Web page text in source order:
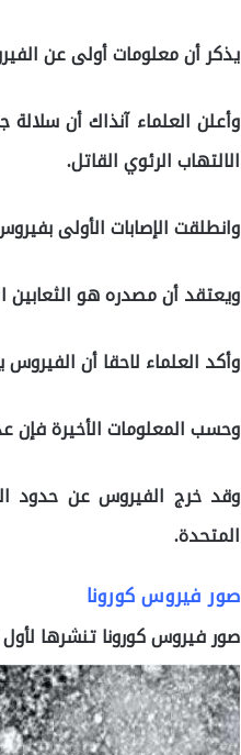
يذكر أن معلومات أولى عن
الالتهاب الرئوي القاتل.
وانطلقت الإصابات الأولى
ويعتقد أن مصدره هو الثعابين
وأكد العلماء لاحقا أن
وحسب المعلومات الأخيرة فإن عدد المصابين
وقد خرج الفيروس عن حدود
المتحدة.
صور فيروس كورونا
صور فيروس كورونا تنشرها